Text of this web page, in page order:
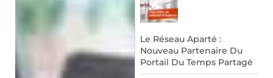
Le Réseau Aparté :
Nouveau Partenaire Du
Portail Du Temps Partagé